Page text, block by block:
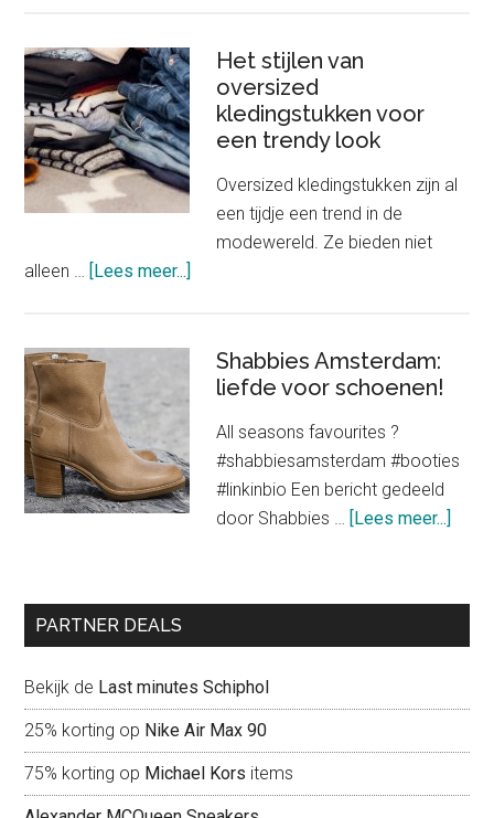
passende
onderkleding
Het stijlen van
oversized
kledingstukken voor
een trendy look
Oversized kledingstukken zijn al
een tijdje een trend in de
modewereld. Ze bieden niet
alleen … [Lees meer...]
oversized
voor
een
trendy
look
Shabbies Amsterdam:
liefde voor schoenen!
All seasons favourites ?
#shabbiesamsterdam #booties
#linkinbio Een bericht gedeeld
door Shabbies … [Lees meer...]
PARTNER DEALS
Bekijk de Last minutes Schiphol
25% korting op Nike Air Max 90
75% korting op Michael Kors items